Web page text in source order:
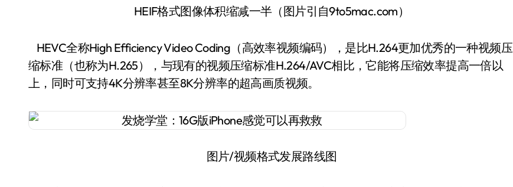
HEIF格式图像体积缩减一半（图片引自9to5mac.com）
HEVC全称High Efficiency Video Coding（高效率视频编码），是比H.264更加优秀的一种视频压
缩标准（也称为H.265），与现有的视频压缩标准H.264/AVC相比，它能将压缩效率提高一倍以
上，同时可支持4K分辨率甚至8K分辨率的超高画质视频。
图片/视频格式发展路线图